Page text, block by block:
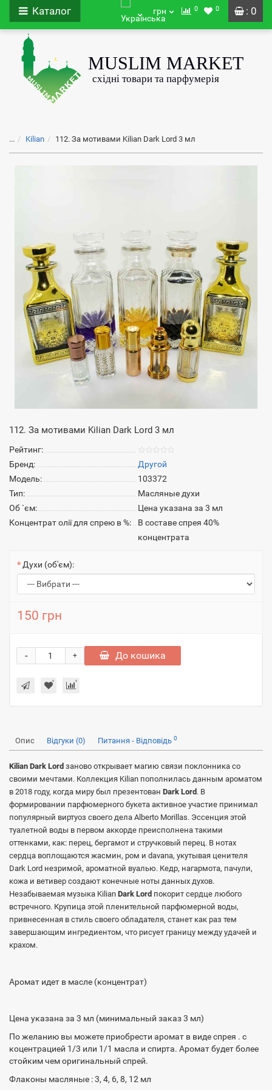
: 0
Каталог грн 0 0
... Kilian 112. За мотивами Kilian Dark Lord 3 мл
112. За мотивами Kilian Dark Lord 3 мл
Рейтинг:
Бренд:
Другой
Модель:
103372
Тип:
Масляные духи
Об `єм:
Цена указана за 3 мл
Концентрат олії для спрею в %:
В составе спрея 40%
концентрата
Духи (об'єм):
150 грн
+
- До кошика
Опис Відгуки (0) Питання - Відповідь 0
Kilian Dark Lord заново открывает магию связи поклонника со
своими мечтами. Коллекция Kilian пополнилась данным ароматом
в 2018 году, когда миру был презентован Dark Lord . В
формировании парфюмерного букета активное участие принимал
популярный виртуоз своего дела Alberto Morillas. Эссенция этой
туалетной воды в первом аккорде преисполнена такими
оттенками, как: перец, бергамот и стручковый перец. В нотах
сердца воплощаются жасмин, ром и davana, укутывая ценителя
Dark Lord незримой, ароматной вуалью. Кедр, нагармота, пачули,
кожа и ветивер создают конечные ноты данных духов.
Незабываемая музыка Kilian Dark Lord покорит сердце любого
встречного. Крупица этой пленительной парфюмерной воды,
привнесенная в стиль своего обладателя, станет как раз тем
завершающим ингредиентом, что рисует границу между удачей и
крахом.
Аромат идет в масле (концентрат)
Цена указана за 3 мл (минимальный заказ 3 мл)
По желанию вы можете приобрести аромат в виде спрея . с
коцентрацией 1/3 или 1/1 масла и спирта. Аромат будет более
стойким чем оригинальный спрей.
Флаконы масляные : 3, 4, 6, 8, 12 мл